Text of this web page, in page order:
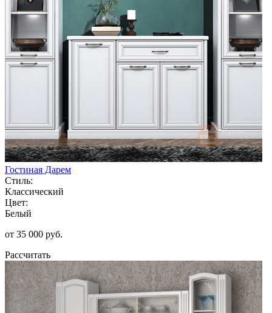
Гостиная Дарем
Стиль:
Классический
Цвет:
Белый
от 35 000 руб.
Рассчитать